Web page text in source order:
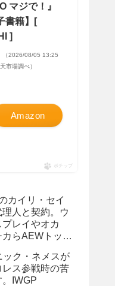
マジで！』
書籍】[
]
（2026/08/05 13:25
市場調べ）
Amazon
ポチップ
カイリ・セイ
人と契約。ウ
プレイやオカ
カらAEWトップ
ック・ネメスが
レス参戦時の苦
IWGP